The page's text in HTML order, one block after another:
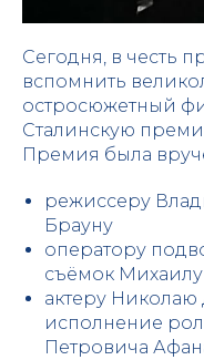
Сегодня, в честь
вспомнить
остросюжетный
Сталинскую
Премия была
режиссеру
Брауну
оператору
съёмок
актеру
исполнение
Петровича